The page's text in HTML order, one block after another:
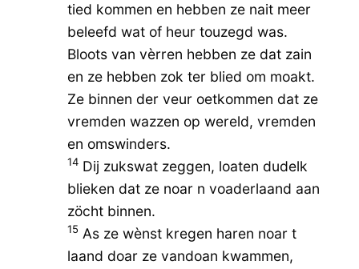
tied kommen en hebben ze nait meer
beleefd wat of heur touzegd was.
Bloots van vèrren hebben ze dat zain
en ze hebben zok ter blied om moakt.
Ze binnen der veur oetkommen dat ze
vremden wazzen op wereld, vremden
en omswinders.
14Dij zukswat zeggen, loaten dudelk
blieken dat ze noar n voaderlaand aan
zöcht binnen.
15 As ze wènst kregen haren noar t
laand doar ze vandoan kwammen,